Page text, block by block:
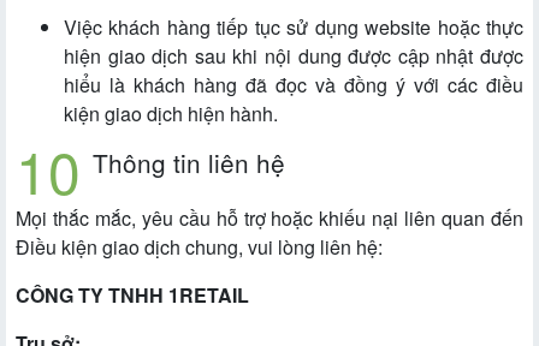
Việc khách hàng tiếp tục sử dụng website hoặc thực
hiện giao dịch sau khi nội dung được cập nhật được
hiểu là khách hàng đã đọc và đồng ý với các điều
kiện giao dịch hiện hành.
Thông tin liên hệ
Mọi thắc mắc, yêu cầu hỗ trợ hoặc khiếu nại liên quan đến
Điều kiện giao dịch chung, vui lòng liên hệ:
CÔNG TY TNHH 1RETAIL